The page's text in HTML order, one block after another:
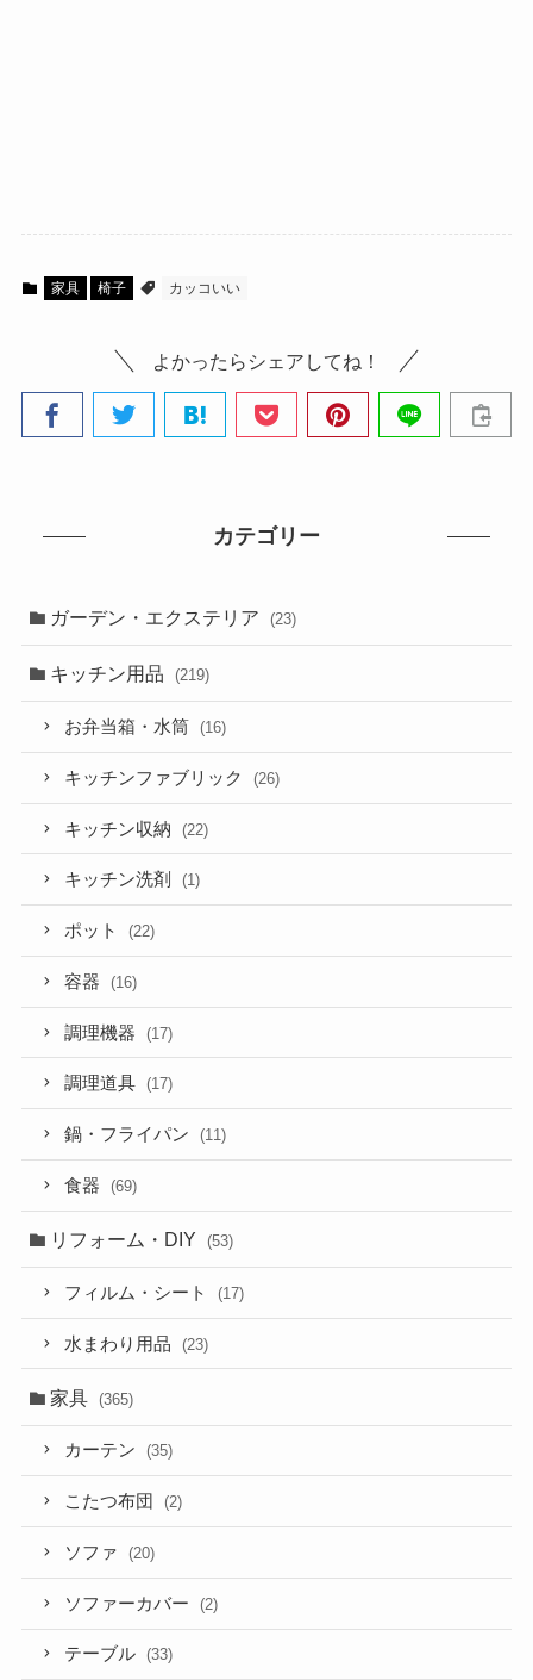
家具 椅子 カッコいい
よかったらシェアしてね！
カテゴリー
ガーデン・エクステリア (23)
キッチン用品 (219)
お弁当箱・水筒 (16)
キッチンファブリック (26)
キッチン収納 (22)
キッチン洗剤 (1)
ポット (22)
容器 (16)
調理機器 (17)
調理道具 (17)
鍋・フライパン (11)
食器 (69)
リフォーム・DIY (53)
フィルム・シート (17)
水まわり用品 (23)
家具 (365)
カーテン (35)
こたつ布団 (2)
ソファ (20)
ソファーカバー (2)
テーブル (33)